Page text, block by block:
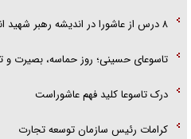
۸ درس از عاشورا در اندیشه رهبر شهید انقلاب اسلامی
تاسوعای حسینی؛ روز حماسه، بصیرت و
درک تاسوعا کلید فهم عاشوراست
کرامات رئیس سازمان توسعه تجارت